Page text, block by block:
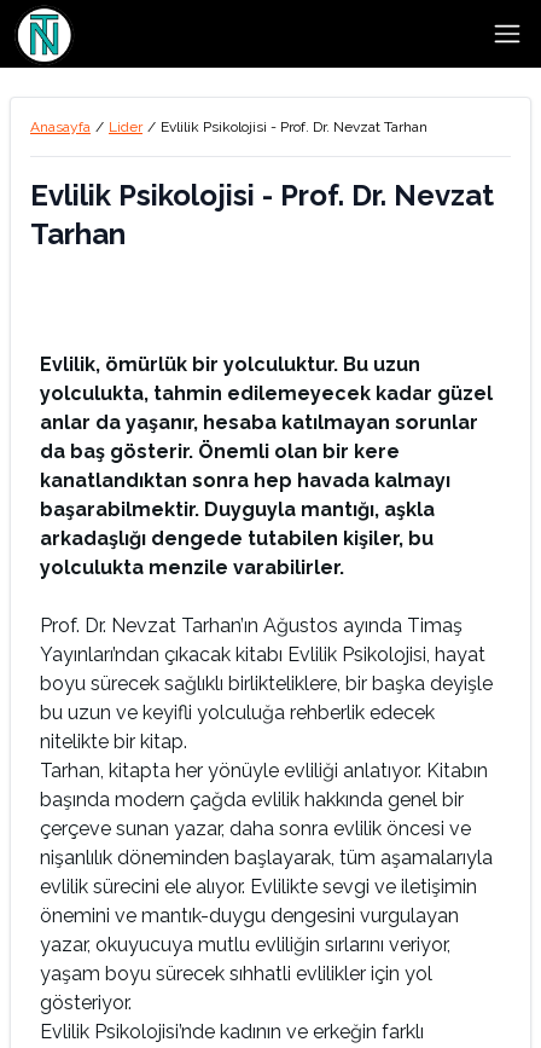
Anasayfa / Lider / Evlilik Psikolojisi - Prof. Dr. Nevzat Tarhan
Evlilik Psikolojisi - Prof. Dr. Nevzat
Tarhan
Evlilik, ömürlük bir yolculuktur. Bu uzun
yolculukta, tahmin edilemeyecek kadar güzel
anlar da yaşanır, hesaba katılmayan sorunlar
da baş gösterir. Önemli olan bir kere
kanatlandıktan sonra hep havada kalmayı
başarabilmektir. Duyguyla mantığı, aşkla
arkadaşlığı dengede tutabilen kişiler, bu
yolculukta menzile varabilirler.
Prof. Dr. Nevzat Tarhan’ın Ağustos ayında Timaş
Yayınları’ndan çıkacak kitabı Evlilik Psikolojisi, hayat
boyu sürecek sağlıklı birlikteliklere, bir başka deyişle
bu uzun ve keyifli yolculuğa rehberlik edecek
nitelikte bir kitap.
Tarhan, kitapta her yönüyle evliliği anlatıyor. Kitabın
başında modern çağda evlilik hakkında genel bir
çerçeve sunan yazar, daha sonra evlilik öncesi ve
nişanlılık döneminden başlayarak, tüm aşamalarıyla
evlilik sürecini ele alıyor. Evlilikte sevgi ve iletişimin
önemini ve mantık-duygu dengesini vurgulayan
yazar, okuyucuya mutlu evliliğin sırlarını veriyor,
yaşam boyu sürecek sıhhatli evlilikler için yol
gösteriyor.
Evlilik Psikolojisi’nde kadının ve erkeğin farklı